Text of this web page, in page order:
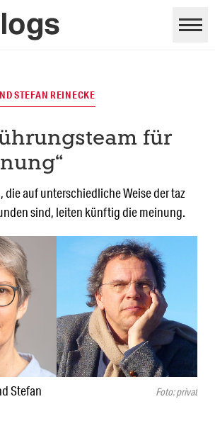
Stefan
Foto: privat
STEFAN REINECKE
für
die auf unterschiedliche Weise der taz
sind, leiten künftig die meinung.